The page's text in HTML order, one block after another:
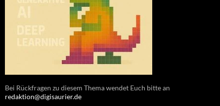
Bei Rückfragen zu diesem Thema wendet Euch bitte an
redaktion@digisaurier.de